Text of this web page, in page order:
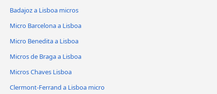
Badajoz a Lisboa micros
Micro Barcelona a Lisboa
Micro Benedita a Lisboa
Micros de Braga a Lisboa
Micros Chaves Lisboa
Clermont-Ferrand a Lisboa micro